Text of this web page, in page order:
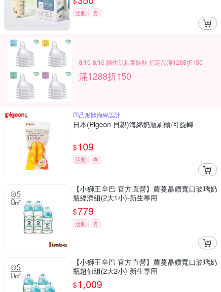
活動 券
8/10-8/16 婦幼玩具童裝鞋 指定品滿1288折150
滿1288折150
凹凸形狀海綿設計
日本(Pigeon 貝親)海綿奶瓶刷頭/可旋轉
$109
活動 券
【小獅王辛巴 官方直營】蘿蔓晶鑽寬口玻璃奶
瓶經濟組(2大1小)-新生專用
$779
活動 券
【小獅王辛巴 官方直營】蘿蔓晶鑽寬口玻璃奶
瓶超值組(2大2小)-新生專用
$1,009